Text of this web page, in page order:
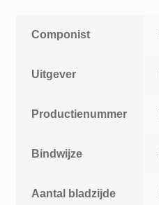
Componist
Uitgever
Productienummer
Bindwijze
Aantal bladzijde